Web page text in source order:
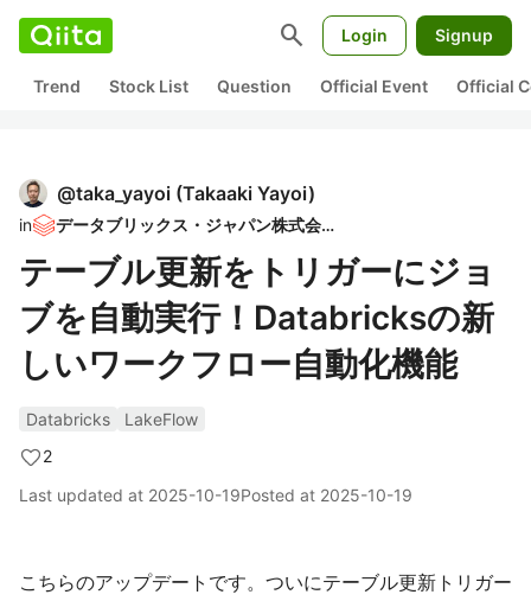
search Login Signup
Trend Stock List Question Official Event Official
@taka_yayoi (Takaaki Yayoi)
in データブリックス・ジャパン株式会社
テーブル更新をトリガーにジョ
ブを自動実行！Databricksの新
しいワークフロー自動化機能
Databricks
LakeFlow
2
Last updated at 2025-10-19Posted at 2025-10-19
こちらのアップデートです。ついにテーブル更新トリガー